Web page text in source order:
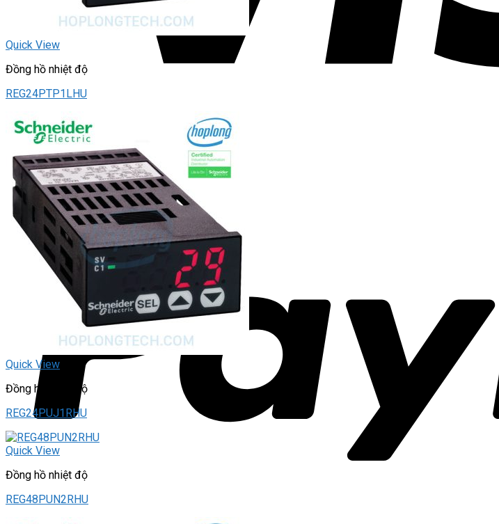
Quick View
Đồng hồ nhiệt độ
REG24PTP1LHU
Quick View
Đồng hồ nhiệt độ
REG24PUJ1RHU
Quick View
Đồng hồ nhiệt độ
REG48PUN2RHU